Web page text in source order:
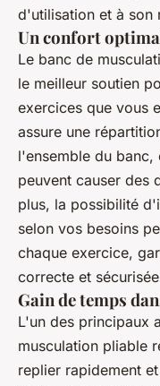
d'utilisation et à son
Un confort
Le banc de
le meilleur soutien
exercices que vous
assure une
l'ensemble du banc,
peuvent causer des
plus, la possibilité
selon vos besoins
chaque exercice,
correcte et
Gain de temps
L'un des principaux
musculation pliable
replier rapidement